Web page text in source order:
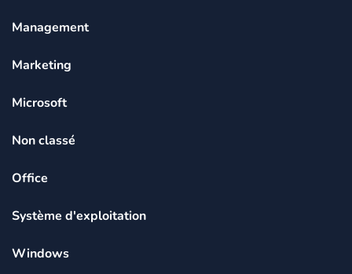
Management
Marketing
Microsoft
Non classé
Office
Système d'exploitation
Windows